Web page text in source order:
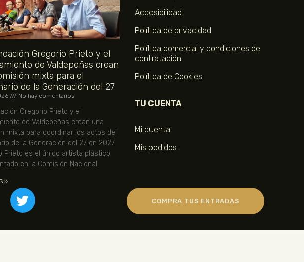
Gregorio Prieto y el
de Valdepeñas crean
mixta para el
de la Generación del 27
No hay comentarios
Gregorio Prieto y el
de Valdepeñas crean una
mixta para coordinar los actos del
de la Generación del 27 en 2027.
Prieto es el único artista plástico
en la Comisión Nacional.
»
Accesibilidad
Política de privacidad
Política comercial y condiciones de
contratación
Política de Cookies
TU CUENTA
Mi cuenta
Mis pedidos
COMPRA TUS ENTRADAS